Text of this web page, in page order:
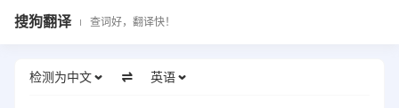
搜狗翻译 查词好，翻译快！
检测为中文 英语